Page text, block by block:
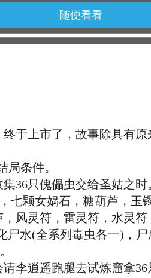
随便看看
上市了，故事除具有原
条件。
只傀儡虫交给圣姑之时
颗女娲石，糖葫芦，玉
风灵符，雷灵符，水灵
尸水(全系列毒虫各一)，
逍遥跑腿去试炼窟拿36